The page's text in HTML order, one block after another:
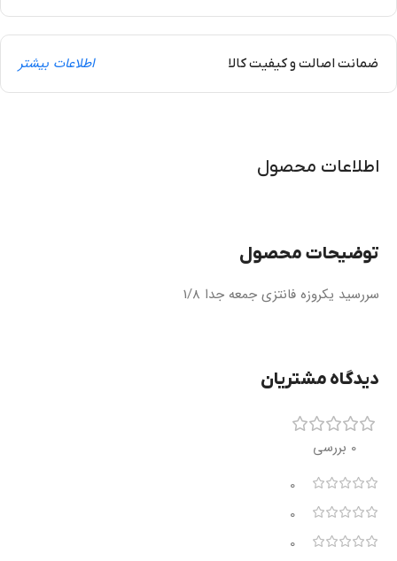
ضمانت اصالت و کیفیت کالا اطلاعات بیشتر
توضیحات محصول
سررسید یکروزه فانتزی جمعه جدا 1/8
اطلاعات محصول
دیدگاه مشتریان
0 بررسی
0
0
0